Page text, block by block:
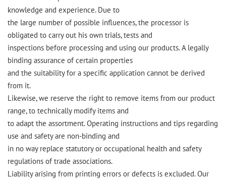
knowledge and experience. Due to
the large number of possible influences, the processor is
obligated to carry out his own trials, tests and
inspections before processing and using our products. A legally
binding assurance of certain properties
and the suitability for a specific application cannot be derived
from it.
Likewise, we reserve the right to remove items from our product
range, to technically modify items and
to adapt the assortment. Operating instructions and tips regarding
use and safety are non-binding and
in no way replace statutory or occupational health and safety
regulations of trade associations.
Liability arising from printing errors or defects is excluded. Our